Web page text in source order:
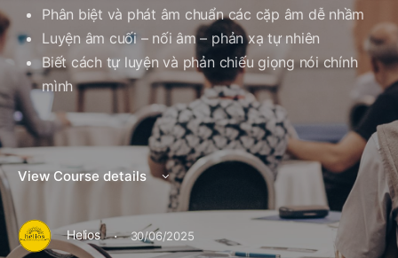
Phân biệt và phát âm chuẩn các cặp âm dễ nhầm
Luyện âm cuối – nối âm – phản xạ tự nhiên
Biết cách tự luyện và phản chiếu giọng nói chính
mình
View Course details
Helios · 30/06/2025